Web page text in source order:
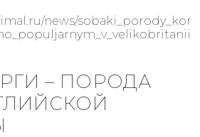
news/sobaki_porody_kor
– ПОРОДА